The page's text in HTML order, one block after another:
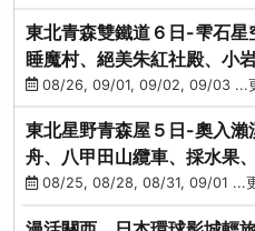
東北青森雙鐵道６日-雫石
睡魔村、絕美朱紅社殿、小
進免稅店)
08/26, 09/01, 09/02, 09/03 ...
東北星野青森屋５日-奧入
舟、八甲田山纜車、採水果
法式料理(不進免稅店)
08/25, 08/28, 08/31, 09/01 ...